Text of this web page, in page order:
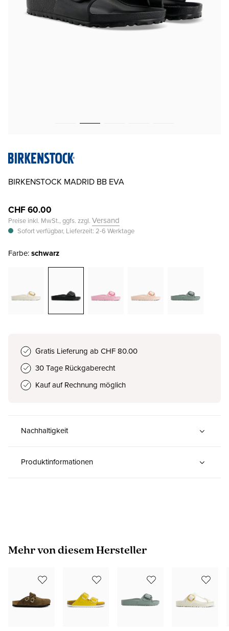
BIRKENSTOCK MADRID BB EVA
CHF 60.00
Preise inkl. MwSt., ggfs. zzgl. Versand
Sofort verfügbar, Lieferzeit: 2-6 Werktage
Farbe:schwarz
Gratis Lieferung ab CHF 80.00
30 Tage Rückgaberecht
Kauf auf Rechnung möglich
Nachhaltigkeit
Produktinformationen
Produktgalerie überspringen
Mehr von diesem Hersteller